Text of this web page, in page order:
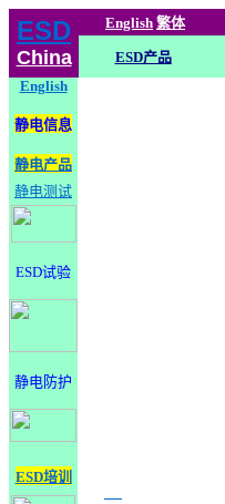
ESD
China
English 繁体
ESD产品
English
静电信息
静电产品
静电测试
ESD试验
静电防护
ESD培训